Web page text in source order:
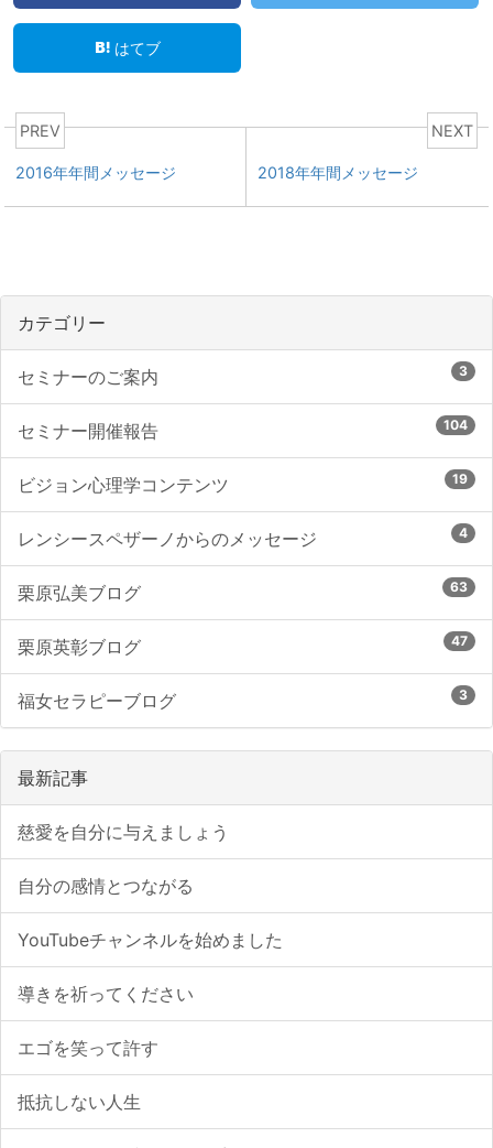
はてブ
PREV
2016年年間メッセージ
NEXT
2018年年間メッセージ
カテゴリー
セミナーのご案内 3
セミナー開催報告 104
ビジョン心理学コンテンツ 19
レンシースペザーノからのメッセージ 4
栗原弘美ブログ 63
栗原英彰ブログ 47
福女セラピーブログ 3
最新記事
慈愛を自分に与えましょう
自分の感情とつながる
YouTubeチャンネルを始めました
導きを祈ってください
エゴを笑って許す
抵抗しない人生